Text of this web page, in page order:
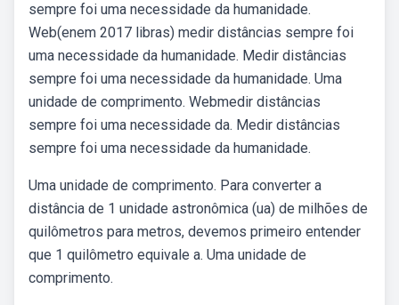
sempre foi uma necessidade da humanidade.
Web(enem 2017 libras) medir distâncias sempre foi
uma necessidade da humanidade. Medir distâncias
sempre foi uma necessidade da humanidade. Uma
unidade de comprimento. Webmedir distâncias
sempre foi uma necessidade da. Medir distâncias
sempre foi uma necessidade da humanidade.
Uma unidade de comprimento. Para converter a
distância de 1 unidade astronômica (ua) de milhões de
quilômetros para metros, devemos primeiro entender
que 1 quilômetro equivale a. Uma unidade de
comprimento.